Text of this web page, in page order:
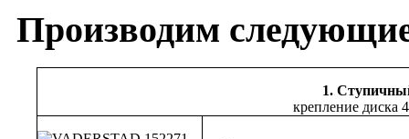
Производим
1.
крепление диска